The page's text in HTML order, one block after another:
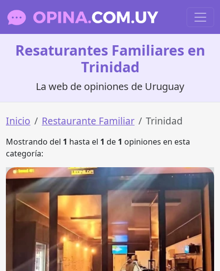
Resaturantes Familiares en
Trinidad
La web de opiniones de Uruguay
Inicio Restaurante Familiar Trinidad
Mostrando del 1 hasta el 1 de 1 opiniones en esta
categoría: